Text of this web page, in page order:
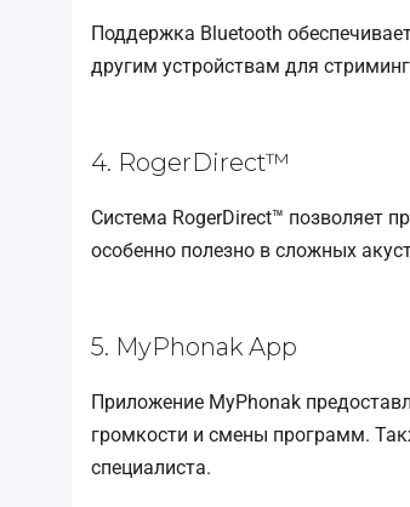
Поддержка Bluetooth
другим устройствам для
4. RogerDirect™
Система RogerDirect™ позволяет
особенно полезно в сложных
5. MyPhonak App
Приложение MyPhonak
громкости и смены программ.
специалиста.